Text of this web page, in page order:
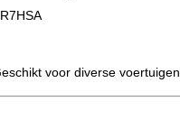
voor diverse